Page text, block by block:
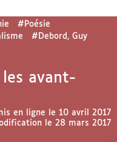
#Poésie
#Debord, Guy
avant-
en ligne le 10 avril 2017
le 28 mars 2017